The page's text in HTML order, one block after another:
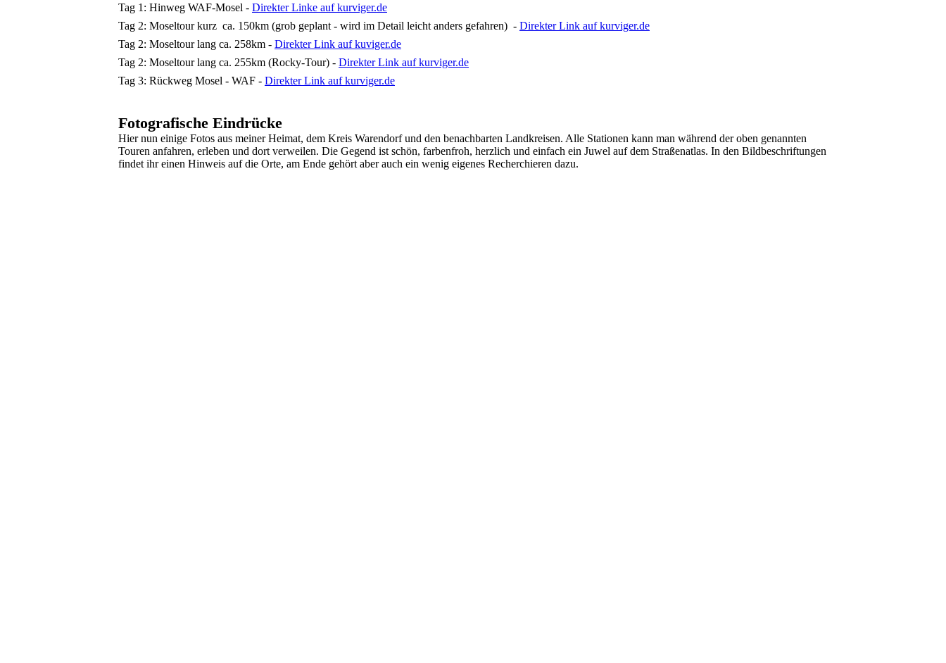
Tag 1: Hinweg WAF-Mosel - Direkter Linke auf kurviger.de
Tag 2: Moseltour kurz ca. 150km (grob geplant - wird im Detail leicht anders gefahren) - Direkter Link auf kurviger.de
Tag 2: Moseltour lang ca. 258km - Direkter Link auf kuviger.de
Tag 2: Moseltour lang ca. 255km (Rocky-Tour) - Direkter Link auf kurviger.de
Tag 3: Rückweg Mosel - WAF - Direkter Link auf kurviger.de
Fotografische Eindrücke
Hier nun einige Fotos aus meiner Heimat, dem Kreis Warendorf und den benachbarten Landkreisen. Alle Stationen kann man während der oben genannten
Touren anfahren, erleben und dort verweilen. Die Gegend ist schön, farbenfroh, herzlich und einfach ein Juwel auf dem Straßenatlas. In den Bildbeschriftungen
findet ihr einen Hinweis auf die Orte, am Ende gehört aber auch ein wenig eigenes Recherchieren dazu.